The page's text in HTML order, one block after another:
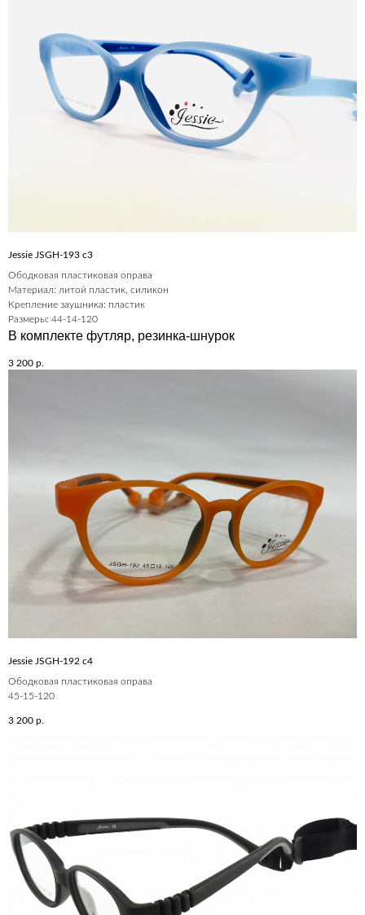
Jessie JSGH-193 c3
Ободковая пластиковая оправа
Материал: литой пластик, силикон
Крепление заушника: пластик
Размеры: 44-14-120
В комплекте футляр, резинка-шнурок
3 200 р.
Jessie JSGH-192 c4
Ободковая пластиковая оправа
45-15-120
3 200 р.